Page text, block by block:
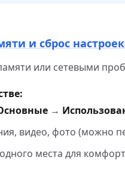
и сброс
или сетевыми
→
видео, фото (можно
места для